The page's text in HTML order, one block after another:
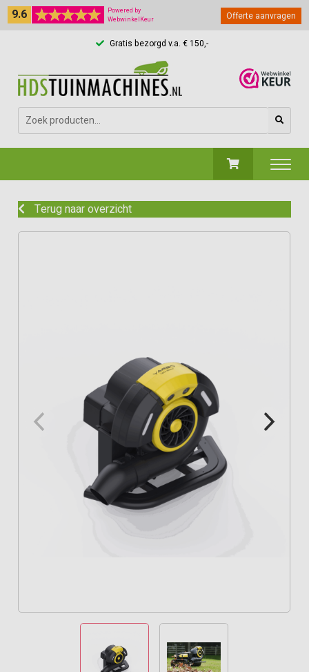
Gratis bezorgd v.a. € 150,-
9.6
Powered by
WebwinkelKeur
Offerte aanvragen
Zoeken
naar:
Terug naar overzicht